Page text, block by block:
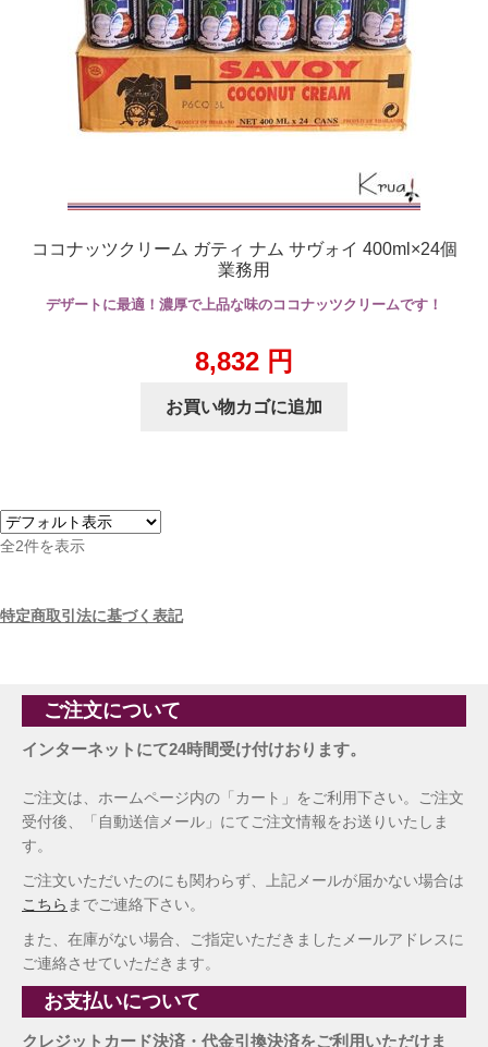
ココナッツクリーム ガティ ナム サヴォイ 400ml×24個
業務用
デザートに最適！濃厚で上品な味のココナッツクリームです！
8,832 円
お買い物カゴに追加
全2件を表示
特定商取引法に基づく表記
ご注文について
インターネットにて24時間受け付けおります。
ご注文は、ホームページ内の「カート」をご利用下さい。ご注文
受付後、「自動送信メール」にてご注文情報をお送りいたしま
す。
ご注文いただいたのにも関わらず、上記メールが届かない場合は
こちら までご連絡下さい。
また、在庫がない場合、ご指定いただきましたメールアドレスに
ご連絡させていただきます。
お支払いについて
クレジットカード決済・代金引換決済をご利用いただけま